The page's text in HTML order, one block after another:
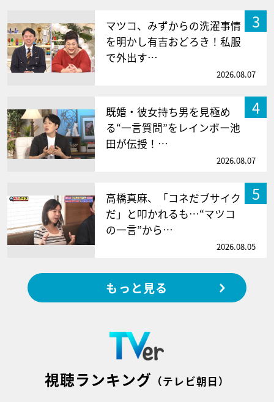
3
マツコ、みずからの洗濯事情
を明かし有吉おどろき！私服
で外出す…
2026.08.07
4
既婚・彼女持ち男を見極め
る“一言質問”をレインボー池
田が伝授！…
2026.08.07
5
高橋真麻、「コネだブサイク
だ」と叩かれるも…“マツコ
の一言”から…
2026.08.05
もっと見る
視聴ランキング （テレビ朝日）